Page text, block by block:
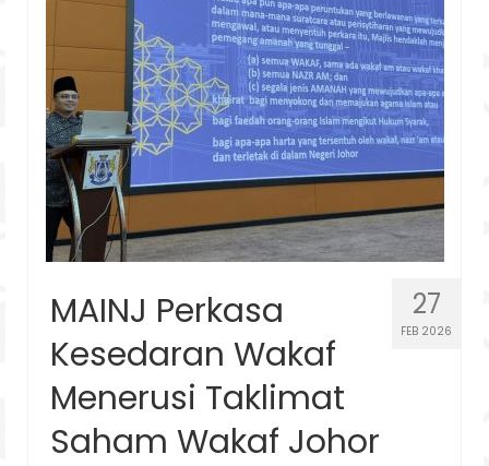
27
FEB 2026
MAINJ Perkasa
Kesedaran Wakaf
Menerusi Taklimat
Saham Wakaf Johor